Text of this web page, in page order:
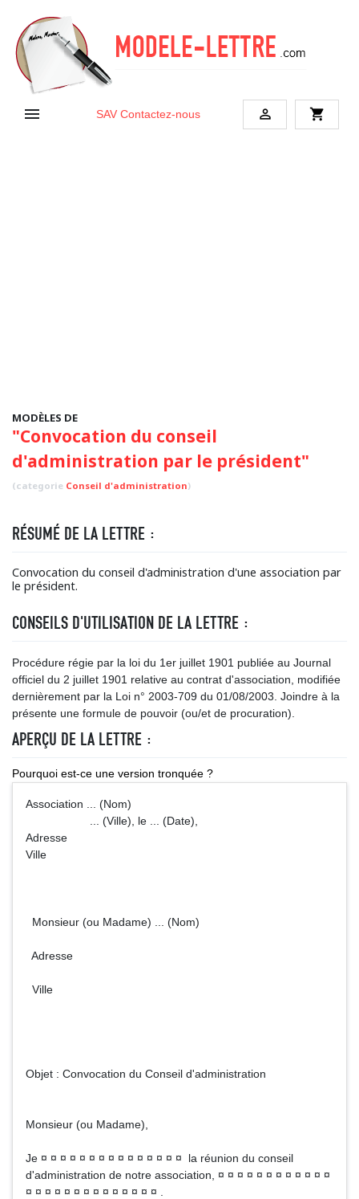
 SAV Contactez-nous  shopping_cart
MODÈLES DE
"Convocation du conseil
d'administration par le président"
(categorie Conseil d'administration)
RÉSUMÉ DE LA LETTRE :
Convocation du conseil d'administration d'une association par
le président.
CONSEILS D'UTILISATION DE LA LETTRE :
Procédure régie par la loi du 1er juillet 1901 publiée au Journal
officiel du 2 juillet 1901 relative au contrat d'association, modifiée
dernièrement par la Loi n° 2003-709 du 01/08/2003. Joindre à la
présente une formule de pouvoir (ou/et de procuration).
APERÇU DE LA LETTRE :
Pourquoi est-ce une version tronquée ?
Association ... (Nom)
... (Ville), le ... (Date),
Adresse
Ville
Monsieur (ou Madame) ... (Nom)
Adresse
Ville
Objet : Convocation du Conseil d'administration
Monsieur (ou Madame),
Je ¤ ¤ ¤ ¤ ¤ ¤ ¤ ¤ ¤ ¤ ¤ ¤ ¤ ¤ ¤ la réunion du conseil
d'administration de notre association, ¤ ¤ ¤ ¤ ¤ ¤ ¤ ¤ ¤ ¤ ¤ ¤
¤ ¤ ¤ ¤ ¤ ¤ ¤ ¤ ¤ ¤ ¤ ¤ ¤ ¤ .